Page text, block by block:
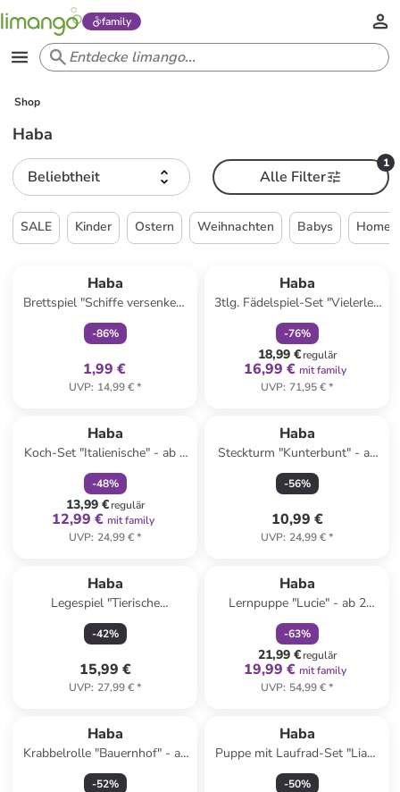
family
Shop
Haba
Beliebtheit
1
Alle Filter
SALE Kinder Ostern Weihnachten Babys Home
Haba
Brettspiel "Schiffe versenken"
- ab 5 Jahren
-86%
1,99 €
UVP: 14,99 €*
Haba
3tlg. Fädelspiel-Set "Vielerlei"
in Bunt - ab 3 Jahren
-76%
18,99 €regulär
16,99 € mit family
UVP: 71,95 €*
Haba
Koch-Set "Italienische" - ab 3
Jahren
-48%
13,99 €regulär
12,99 € mit family
UVP: 24,99 €*
Haba
Steckturm "Kunterbunt" - ab
12 Monaten
-56%
10,99 €
UVP: 24,99 €*
Haba
Legespiel "Tierische
Abenteuer" - ab 18 Monaten
-42%
15,99 €
UVP: 27,99 €*
Haba
Lernpuppe "Lucie" - ab 2
Jahren
-63%
21,99 €regulär
19,99 € mit family
UVP: 54,99 €*
Haba
Krabbelrolle "Bauernhof" - ab
6 Monaten
-52%
Haba
Puppe mit Laufrad-Set "Lian"
- ab 18 Monaten
-50%